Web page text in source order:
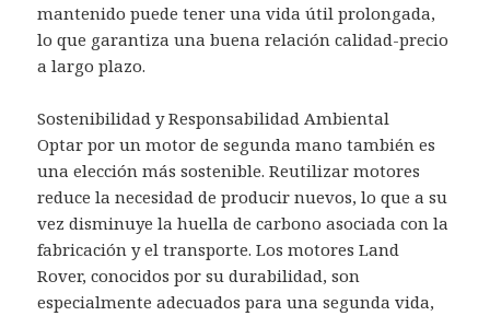
mantenido puede tener una vida útil prolongada,
lo que garantiza una buena relación calidad-precio
a largo plazo.
Sostenibilidad y Responsabilidad Ambiental
Optar por un motor de segunda mano también es
una elección más sostenible. Reutilizar motores
reduce la necesidad de producir nuevos, lo que a su
vez disminuye la huella de carbono asociada con la
fabricación y el transporte. Los motores Land
Rover, conocidos por su durabilidad, son
especialmente adecuados para una segunda vida,